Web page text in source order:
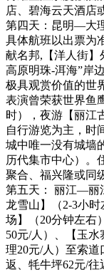
店、碧海云天酒店
第四天：昆明—大
具体航班以出票为
献名邦,【洋人街】
高原明珠-洱海”岸
极具观赏价值的世
表演曾荣获世界鱼
时），夜游【丽江
自行游览为主，时
城中唯一没有城墙
历代集市中心）。
聚合、福兴隆或同
第五天： 丽江—丽
龙雪山】（2-3小
场】（20分钟左右
50元/人）、【玉
理20元/人）至索
返、牦牛坪62元/